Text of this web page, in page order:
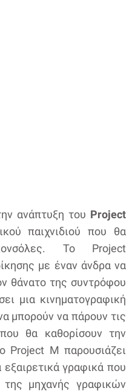
ανάπτυξη του Project
παιχνιδιού που θα
Το Project
με έναν άνδρα να
θάνατο της συντρόφου
μια κινηματογραφική
μπορούν να πάρουν τις
θα καθορίσουν την
Project M παρουσιάζει
γραφικά που
μηχανής γραφικών